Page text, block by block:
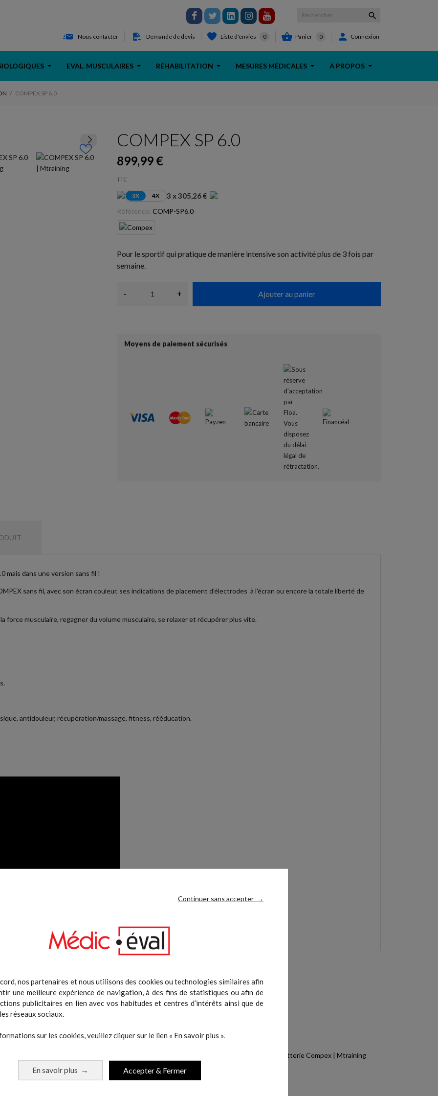
Continuer sans accepter →
nos partenaires et nous utilisons des cookies ou technologies similaires afin
une meilleure expérience de navigation, à des fins de statistiques ou afin de
publicitaires en lien avec vos habitudes et centres d’intérêts ainsi que de
réseaux sociaux.
sur les cookies, veuillez cliquer sur le lien « En savoir plus ».
En savoir plus → Accepter & Fermer

Nous contacter Demande de devis Liste d'envies 0  Panier 0  Connexion
EVAL. MUSCULAIRES RÉHABILITATION MESURES MÉDICALES A PROPOS
COMPEX SP 6.0
COMPEX SP 6.0
899,99 €
TTC
3X 4X 3 x 305,26 €
Référence: COMP-SP6.0
Pour le sportif qui pratique de manière intensive son activité plus de 3 fois par
semaine.
- + Ajouter au panier
Moyens de paiement sécurisés
mais dans une version sans fil !
sans fil, avec son écran couleur, ses indications de placement d'électrodes à l'écran ou encore la totale liberté de
force musculaire, regagner du volume musculaire, se relaxer et récupérer plus vite.
antidouleur, récupération/massage, fitness, rééducation.
catégorie :